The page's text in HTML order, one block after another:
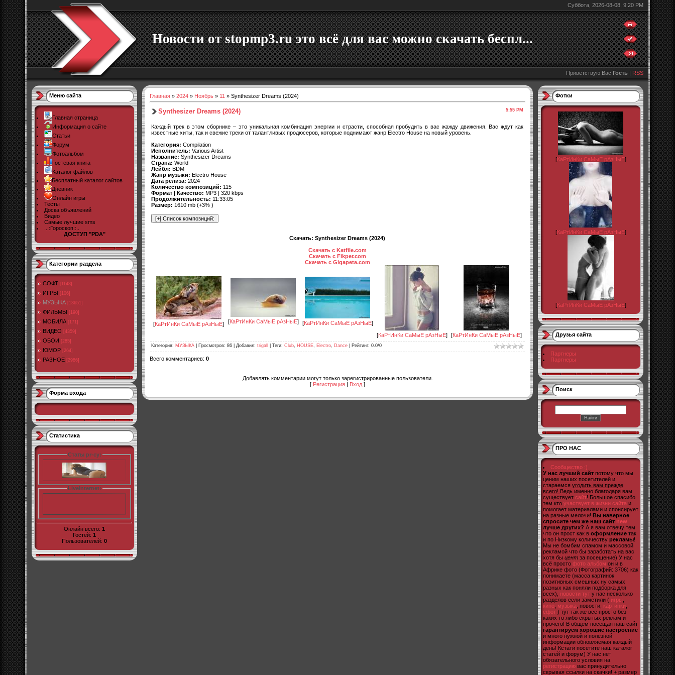
Суббота, 2026-08-08, 9:20 PM
Новости от stopmp3.ru это всё для вас можно скачать беспл...
Приветствую Вас Гость | RSS
Меню сайта
Главная страница
Информация о сайте
Статьи
Форум
Фотоальбом
Гостевая книга
Каталог файлов
Бесплатный каталог сайтов
Дневник
Онлайн игры
Тесты
Доска объявлений
Видео
Самые лучшие sms
..::Гороскоп::..
ДОСТУП "PDA"
Категории раздела
СОФТ [1148]
ИГРЫ [106]
МУЗЫКА [13651]
ФИЛЬМЫ [190]
МОБИЛА [171]
ВИДЕО [4359]
ОБОИ [285]
ЮМОР [264]
РАЗНОЕ [2986]
Форма входа
Статистика
Статы pr-cy:
LiveInternet:
Онлайн всего: 1
Гостей: 1
Пользователей: 0
Главная » 2024 » Ноябрь » 11 » Synthesizer Dreams (2024)
5:55 PM
Synthesizer Dreams (2024)
Каждый трек в этом сборнике – это уникальная комбинация энергии и страсти, способная пробудить в вас жажду движения. Вас ждут как
известные хиты, так и свежие треки от талантливых продюсеров, которые поднимают жанр Electro House на новый уровень.
Категория: Compilation
Исполнитель: Various Artist
Название: Synthesizer Dreams
Страна: World
Лейбл: BDM
Жанр музыки: Electro House
Дата релиза: 2024
Количество композиций: 115
Формат | Качество: MP3 | 320 kbps
Продолжительность: 11:33:05
Размер: 1610 mb (+3% )
Скачать: Synthesizer Dreams (2024)
Скачать с Katfile.com
Скачать с Fikper.com
Скачать с Gigapeta.com
[КаРтИнКи СаМыЕ рАзНыЕ] [КаРтИнКи СаМыЕ рАзНыЕ] [КаРтИнКи СаМыЕ рАзНыЕ]
[КаРтИнКи СаМыЕ рАзНыЕ] [КаРтИнКи СаМыЕ рАзНыЕ]
Категория: МУЗЫКА Просмотров: 86 | Добавил: trigall Теги: Club HOUSE Electro Dance Рейтинг: 0.0/0
Всего комментариев: 0
Добавлять комментарии могут только зарегистрированные пользователи.
[ Регистрация | Вход ]
Фотки
[КаРтИнКи СаМыЕ рАзНыЕ]
[КаРтИнКи СаМыЕ рАзНыЕ]
[КаРтИнКи СаМыЕ рАзНыЕ]
Друзья сайта
Партнеры
Партнеры
Поиск
ПРО НАС
Сообщество :)
У нас лучший сайт потому что мы
ценим наших посетителей и
стараемся угодить вам прежде
всего! Ведь именно благодаря вам
существует сайт! Большое спасибо
тем кто участвует в жизни сайта и
помогает материалами и спонсирует
на разные мелочи! Вы наверное
спросите чем же наш сайт new
лучше других? А я вам отвечу тем
что он прост как в оформление так
и по Низкому количеству рекламы!
Мы не бомбим спамом и массовой
рекламой что бы заработать на вас
хотя бы цент за посещение) У нас
всё просто фото альбом он и в
Африке фото (Фотографий: 3706) как
понимаете (масса картинок
позитивных смешных ну самых
разных как поняли подборка для
всех), новости тут у нас несколько
разделов если заметили ( игры
кино музыка , новости, картинки
сфот ) тут так же всё просто без
каких то либо скрытых реклам и
прочего! В общем посещая наш сайт
гарантируем хорошие настроение
и много нужной и полезной
информации обновляемая каждый
день! Кстати посетите наш каталог
статей и форум) У нас нет
обязательного условия на
регистрацию вас принудительно
скрывая ссылки на скачки! + размер